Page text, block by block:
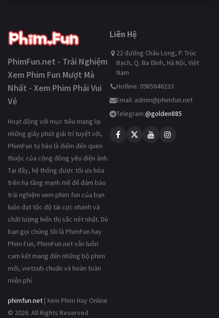
PhimFun.net - Trải Nghiệm
Xem Phim Fun Mượt Mà
Nhất - Xem Phim Phải Vui
Vẻ
Hoạt động với mục tiêu mang lại
những giây phút giải trí tuyệt vời,
PhimFun tự hào là điểm đến quen
thuộc của cộng đồng yêu điện ảnh.
Tại đây, hệ thống được tối ưu hóa
trên hạ tầng mạnh mẽ để đảm bảo
trải nghiệm xem phim fun của bạn
luôn đạt tốc độ tải cực nhanh và
chất lượng hiển thị sắc nét nhất. Dù
bạn gọi chúng tôi là PhimFun hay
Phim Fun, PhimFun.net vẫn luôn
cam kết mang đến những bộ phim
mới, vietsub chuẩn và hoàn toàn
miễn phí.
phimfun.net | Xem Phim Hay Online
© 2026. All Rights Reserved
Liên Hệ
22 đường Châu Long, P. Trúc
Bạch, Q. Ba Đình, Hà Nội, Việt
Nam
Hotline: 0985646233
Email: admin@phimfun.net
Telegram:@golden885